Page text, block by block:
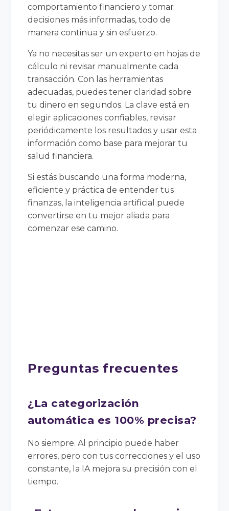
comportamiento financiero y tomar
decisiones más informadas, todo de
manera continua y sin esfuerzo.
Ya no necesitas ser un experto en hojas de
cálculo ni revisar manualmente cada
transacción. Con las herramientas
adecuadas, puedes tener claridad sobre
tu dinero en segundos. La clave está en
elegir aplicaciones confiables, revisar
periódicamente los resultados y usar esta
información como base para mejorar tu
salud financiera.
Si estás buscando una forma moderna,
eficiente y práctica de entender tus
finanzas, la inteligencia artificial puede
convertirse en tu mejor aliada para
comenzar ese camino.
Preguntas frecuentes
¿La categorización
automática es 100% precisa?
No siempre. Al principio puede haber
errores, pero con tus correcciones y el uso
constante, la IA mejora su precisión con el
tiempo.